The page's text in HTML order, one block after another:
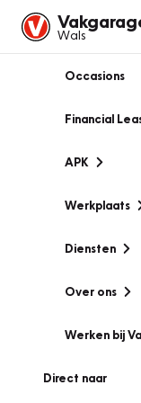
Wals
Occasions
Financial
APK
Werkplaats
Diensten
Over ons
Werken bij
Direct naar